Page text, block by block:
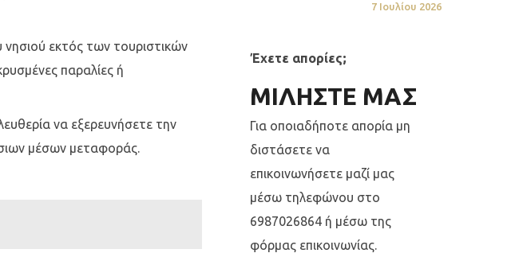
νησιού εκτός των τουριστικών
παραλίες ή
να εξερευνήσετε την
μέσων μεταφοράς.
7 Ιουλίου 2026
Έχετε απορίες;
ΜΙΛΗΣΤΕ ΜΑΣ
Για οποιαδήποτε απορία μη
διστάσετε να
επικοινωνήσετε μαζί μας
μέσω τηλεφώνου στο
6987026864 ή μέσω της
φόρμας επικοινωνίας.